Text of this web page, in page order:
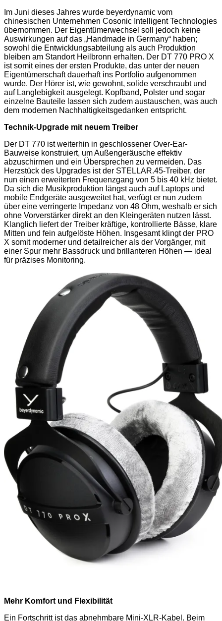
Im Juni dieses Jahres wurde beyerdynamic vom
chinesischen Unternehmen Cosonic Intelligent Technologies
übernommen. Der Eigentümerwechsel soll jedoch keine
Auswirkungen auf das „Handmade in Germany“ haben;
sowohl die Entwicklungsabteilung als auch Produktion
bleiben am Standort Heilbronn erhalten. Der DT 770 PRO X
ist somit eines der ersten Produkte, das unter der neuen
Eigentümerschaft dauerhaft ins Portfolio aufgenommen
wurde. Der Hörer ist, wie gewohnt, solide verschraubt und
auf Langlebigkeit ausgelegt. Kopfband, Polster und sogar
einzelne Bauteile lassen sich zudem austauschen, was auch
dem modernen Nachhaltigkeitsgedanken entspricht.
Technik-Upgrade mit neuem Treiber
Der DT 770 ist weiterhin in geschlossener Over-Ear-
Bauweise konstruiert, um Außengeräusche effektiv
abzuschirmen und ein Übersprechen zu vermeiden. Das
Herzstück des Upgrades ist der STELLAR.45-Treiber, der
nun einen erweiterten Frequenzgang von 5 bis 40 kHz bietet.
Da sich die Musikproduktion längst auch auf Laptops und
mobile Endgeräte ausgeweitet hat, verfügt er nun zudem
über eine verringerte Impedanz von 48 Ohm, weshalb er sich
ohne Vorverstärker direkt an den Kleingeräten nutzen lässt.
Klanglich liefert der Treiber kräftige, kontrollierte Bässe, klare
Mitten und fein aufgelöste Höhen. Insgesamt klingt der PRO
X somit moderner und detailreicher als der Vorgänger, mit
einer Spur mehr Bassdruck und brillanteren Höhen — ideal
für präzises Monitoring.
Mehr Komfort und Flexibilität
Ein Fortschritt ist das abnehmbare Mini-XLR-Kabel. Beim